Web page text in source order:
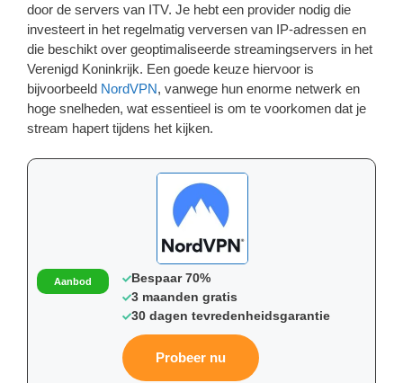
door de servers van ITV. Je hebt een provider nodig die
investeert in het regelmatig verversen van IP-adressen en
die beschikt over geoptimaliseerde streamingservers in het
Verenigd Koninkrijk. Een goede keuze hiervoor is
bijvoorbeeld NordVPN, vanwege hun enorme netwerk en
hoge snelheden, wat essentieel is om te voorkomen dat je
stream hapert tijdens het kijken.
Aanbod
Bespaar 70%
3 maanden gratis
30 dagen tevredenheidsgarantie
Probeer nu